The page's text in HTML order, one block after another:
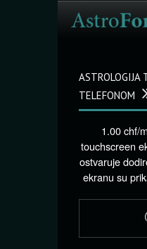
ASTROLOGIJA
TELEFONOM
1.00 chf/
touchscreen
ostvaruje
ekranu su